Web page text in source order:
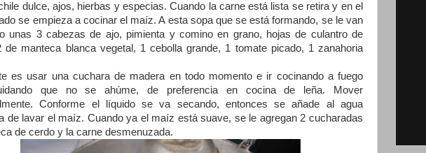
dulce, ajos, hierbas y especias. Cuando la carne está lista se retira y en el
se empieza a cocinar el maíz. A esta sopa que se está formando, se le van
unas 3 cabezas de ajo, pimienta y comino en grano, hojas de culantro de
de manteca blanca vegetal, 1 cebolla grande, 1 tomate picado, 1 zanahoria
es usar una cuchara de madera en todo momento e ir cocinando a fuego
que no se ahúme, de preferencia en cocina de leña. Mover
Conforme el líquido se va secando, entonces se añade al agua
de lavar el maíz. Cuando ya el maíz está suave, se le agregan 2 cucharadas
de cerdo y la carne desmenuzada.